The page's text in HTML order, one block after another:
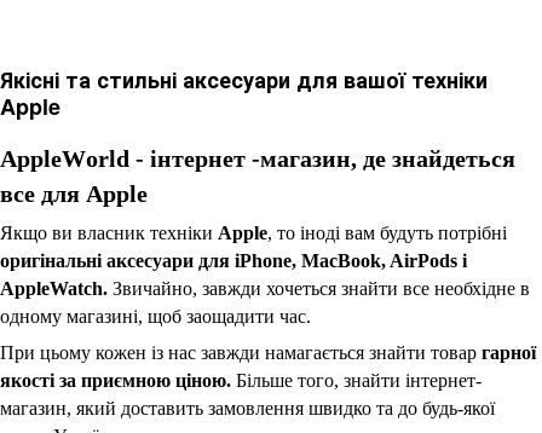
Якісні та стильні аксесуари для вашої техніки
Apple
AppleWorld - інтернет -магазин, де знайдеться
все для Apple
Якщо ви власник техніки Apple, то іноді вам будуть потрібні
оригінальні аксесуари для iPhone, MacBook, AirPods і
AppleWatch. Звичайно, завжди хочеться знайти все необхідне в
одному магазині, щоб заощадити час.
При цьому кожен із нас завжди намагається знайти товар гарної
якості за приємною ціною. Більше того, знайти інтернет-
магазин, який доставить замовлення швидко та до будь-якої